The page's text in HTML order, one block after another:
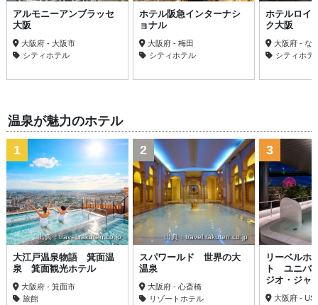
アルモニーアンブラッセ
大阪
大阪府 - 大阪市
シティホテル
ホテル阪急インターナシ
ョナル
大阪府 - 梅田
シティホテル
ホテルロイ
ク大阪
大阪府 - な
シティホテ
温泉が魅力のホテル
出典：travel.rakuten.co.jp
1
大江戸温泉物語 箕面温
泉 箕面観光ホテル
大阪府 - 箕面市
旅館
出典：travel.rakuten.co.jp
2
スパワールド 世界の大
温泉
大阪府 - 心斎橋
リゾートホテル
3
リーベル
ト ユニバ
ジオ・ジャ
大阪府 -